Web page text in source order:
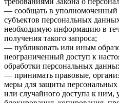
— сообщать в уполномоченный
субъектов персональных
необходимую информацию в
получения такого запроса;
— публиковать или иным
неограниченный доступ к
обработки персональных
— принимать правовые,
меры для защиты
или случайного доступа к ним,